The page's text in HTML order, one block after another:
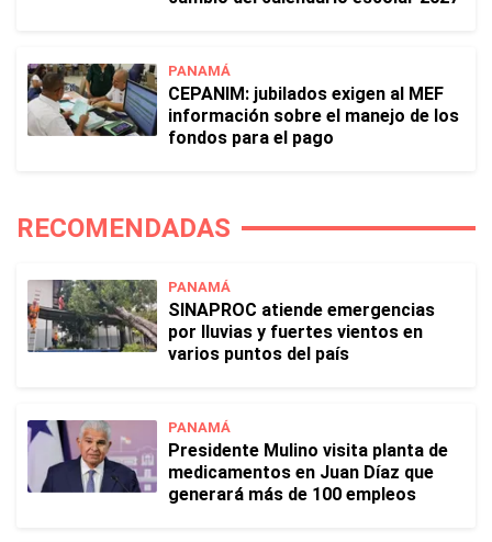
PANAMÁ
CEPANIM: jubilados exigen al MEF
información sobre el manejo de los
fondos para el pago
RECOMENDADAS
PANAMÁ
SINAPROC atiende emergencias
por lluvias y fuertes vientos en
varios puntos del país
PANAMÁ
Presidente Mulino visita planta de
medicamentos en Juan Díaz que
generará más de 100 empleos